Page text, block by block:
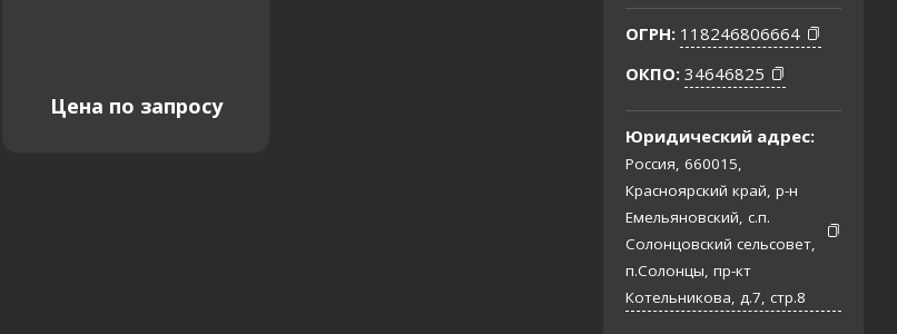
Цена по запросу
ОГРН: 118246806664
ОКПО: 34646825
Юридический адрес:
Россия, 660015,
Красноярский край, р-н
Емельяновский, с.п.
Солонцовский сельсовет,
п.Солонцы, пр-кт
Котельникова, д.7, стр.8